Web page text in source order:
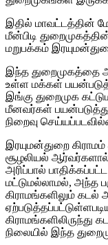
இதில் மாவட்டத்தின்
மீன்பிடி
மறுபக்கம்
இந்த துறைமுகத்தை
உள்ள மக்கள்
இங்கு துறைமுக
மீனவர்கள்
நிறைவு
இரயுமன்துறை
சூழலியல்
அரிப்பால்
மட்டுமல்லாமல், அந்த
கிராமங்களிலும் கடல்
கிராமங்களிலிருந்து
நிலையில் இந்த